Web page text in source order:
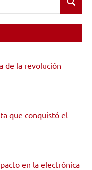
Buscar
de la revolución
que conquistó el
en la electrónica